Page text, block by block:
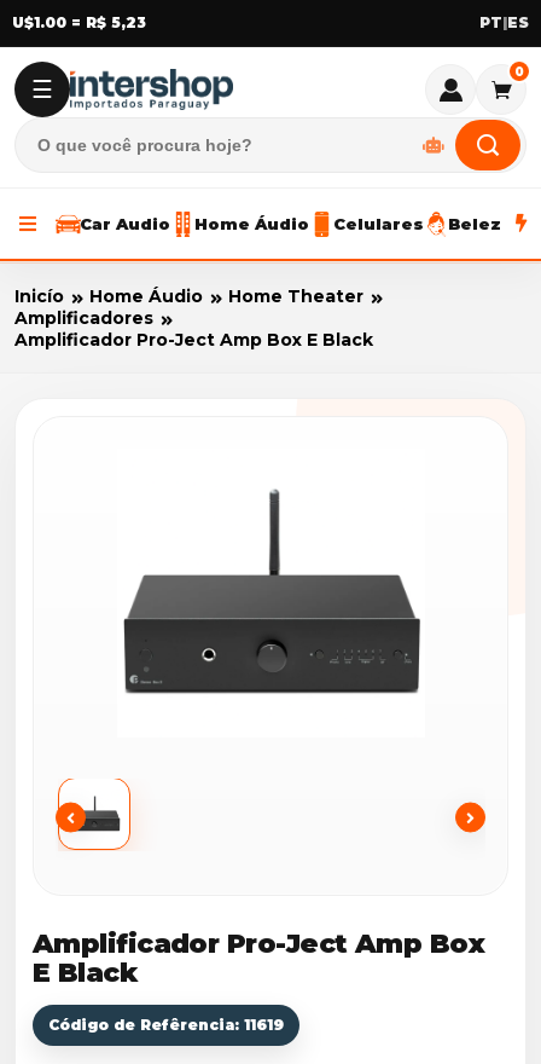
U$1.00 = R$ 5,23 |
☰
0
Car Audio Home Áudio Celulares Beleza
Inicío Home Áudio
Home Theater
Amplificadores
Amplificador Pro-Ject Amp Box E Black
Amplificador Pro-Ject Amp Box
E Black
Código de Refêrencia: 11619